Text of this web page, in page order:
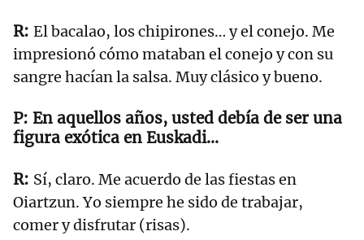
El bacalao, los chipirones… y el conejo. Me
impresionó cómo mataban el conejo y con su
sangre hacían la salsa. Muy clásico y bueno.
En aquellos años, usted debía de ser una
figura exótica en Euskadi…
Sí, claro. Me acuerdo de las fiestas en
Oiartzun. Yo siempre he sido de trabajar,
comer y disfrutar (risas).